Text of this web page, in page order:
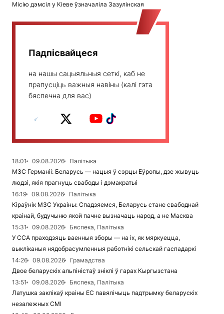
Місію дэмсіл у Кіеве ўзначаліла Зазулінская
Падпісвайцеся
на нашы сацыяльныя сеткі, каб не
прапусціць важныя навіны (калі гэта
бяспечна для вас)
18:01 09.08.2026
Палітыка
МЗС Германіі: Беларусь — нацыя ў сэрцы Еўропы, дзе жывуць
людзі, якія прагнуць свабоды і дэмакратыі
16:19
09.08.2026
Палітыка
Кіраўнік МЗС Украіны: Спадзяемся, Беларусь стане свабоднай
краінай, будучыню якой пачне вызначаць народ, а не Масква
15:31
09.08.2026
Бяспека, Палітыка
У ССА праходзяць ваенныя зборы — на іх, як мяркуецца,
выкліканыя нядобрасумленныя работнікі сельскай гаспадаркі
14:26
09.08.2026
Грамадства
Двое беларускіх альпіністаў зніклі ў гарах Кыргызстана
13:51
09.08.2026
Бяспека, Палітыка
Латушка заклікаў краіны ЕС павялічыць падтрымку беларускіх
незалежных СМІ